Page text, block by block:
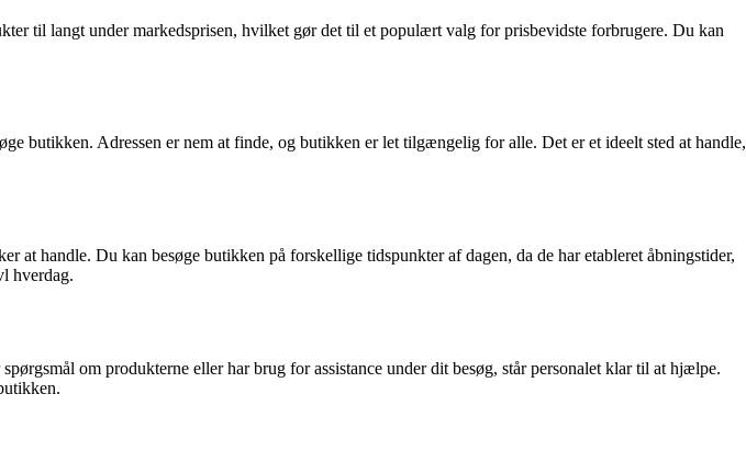
til langt under markedsprisen, hvilket gør det til et populært valg for prisbevidste forbrugere. Du kan
butikken. Adressen er nem at finde, og butikken er let tilgængelig for alle. Det er et ideelt sted at handle,
handle. Du kan besøge butikken på forskellige tidspunkter af dagen, da de har etableret åbningstider,
hverdag.
om produkterne eller har brug for assistance under dit besøg, står personalet klar til at hjælpe.